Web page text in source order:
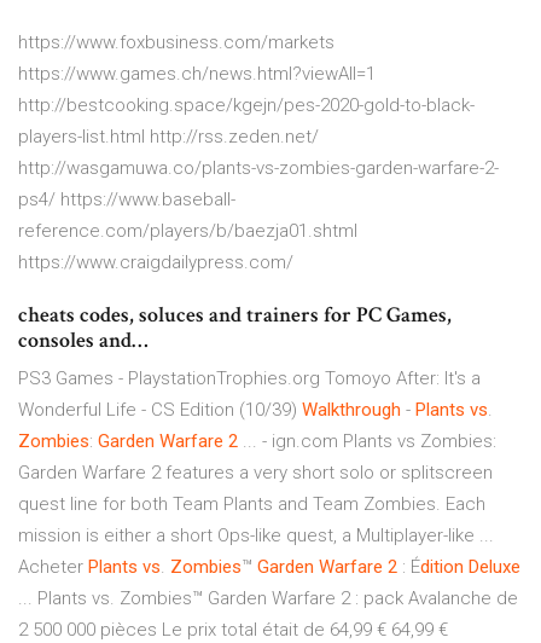
https://www.foxbusiness.com/markets
https://www.games.ch/news.html?viewAll=1
http://bestcooking.space/kgejn/pes-2020-gold-to-black-
players-list.html http://rss.zeden.net/
http://wasgamuwa.co/plants-vs-zombies-garden-warfare-2-
ps4/ https://www.baseball-
reference.com/players/b/baezja01.shtml
https://www.craigdailypress.com/
cheats codes, soluces and trainers for PC Games,
consoles and…
PS3 Games - PlaystationTrophies.org Tomoyo After: It's a
Wonderful Life - CS Edition (10/39) Walkthrough - Plants vs.
Zombies: Garden Warfare 2 ... - ign.com Plants vs Zombies:
Garden Warfare 2 features a very short solo or splitscreen
quest line for both Team Plants and Team Zombies. Each
mission is either a short Ops-like quest, a Multiplayer-like ...
Acheter Plants vs. Zombies™ Garden Warfare 2 : Édition Deluxe
... Plants vs. Zombies™ Garden Warfare 2 : pack Avalanche de
2 500 000 pièces Le prix total était de 64,99 € 64,99 €